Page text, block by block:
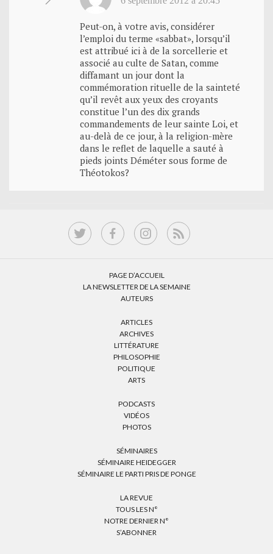
Peut-on, à votre avis, considérer
l’emploi du terme «sabbat», lorsqu’il
est attribué ici à de la sorcellerie et
associé au culte de Satan, comme
diffamant un jour dont la
commémoration rituelle de la sainteté
qu’il revêt aux yeux des croyants
constitue l’un des dix grands
commandements de leur sainte Loi, et
au-delà de ce jour, à la religion-mère
dans le reflet de laquelle a sauté à
pieds joints Déméter sous forme de
Théotokos?
PAGE D’ACCUEIL
LA NEWSLETTER DE LA SEMAINE
AUTEURS
ARTICLES
ARCHIVES
LITTÉRATURE
PHILOSOPHIE
POLITIQUE
ARTS
PODCASTS
VIDÉOS
PHOTOS
SÉMINAIRES
SÉMINAIRE HEIDEGGER
SÉMINAIRE LE PARTI PRIS DE PONGE
LA REVUE
TOUS LES N°
NOTRE DERNIER N°
S’ABONNER